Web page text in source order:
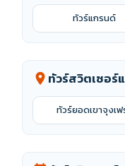
ทัวร์แกรนด์
location_on ทัวร์สวิตเซอ
ทัวร์ยอดเขาจุงเฟ